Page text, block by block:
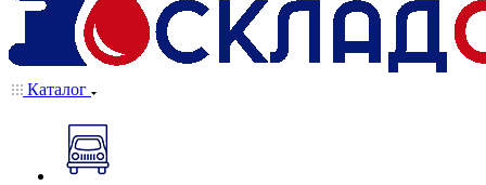
Каталог